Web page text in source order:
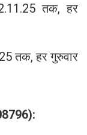
तक, हर
तक, हर गुरुवार